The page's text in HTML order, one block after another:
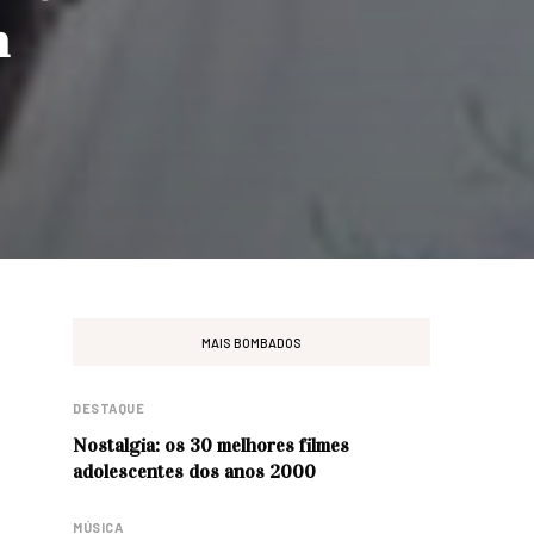
MAIS BOMBADOS
DESTAQUE
Nostalgia: os 30 melhores filmes
adolescentes dos anos 2000
MÚSICA